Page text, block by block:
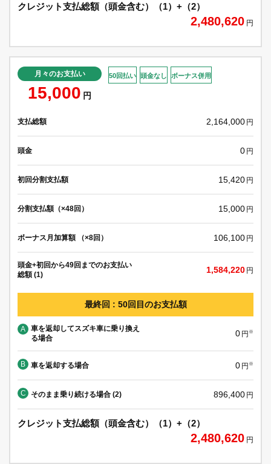
クレジット支払総額（頭金含む）（1）+（2）
2,480,620 円
月々のお支払い
15,000 円
50回払い 頭金なし ボーナス併用
支払総額 2,164,000 円
頭金 0 円
初回分割支払額 15,420 円
分割支払額（×48回） 15,000 円
ボーナス月加算額 （×8回） 106,100 円
頭金+初回から49回までのお支払い
総額 (1)
1,584,220 円
最終回 : 50回目のお支払額
A
車を返却してスズキ車に乗り換え
る場合
0 円 ※
B 車を返却する場合 0 円 ※
C そのまま乗り続ける場合 (2) 896,400 円
クレジット支払総額（頭金含む）（1）+（2）
2,480,620 円